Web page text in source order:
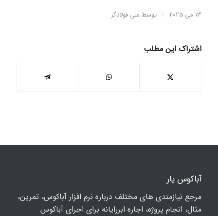
13 می 2025 / توسطعلی فولادگر
اشتراک این مطلب
آباکوس یار
مرجع نیازمندی های مختلف درباره نرم افزار آباکوس، تمرین،
مثال، انجام پروژه، اجاره ابررایانه برای اجرای آباکوس